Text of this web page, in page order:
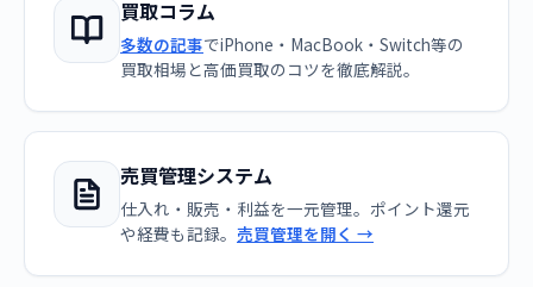
買取コラム
多数の記事でiPhone・MacBook・Switch等の
買取相場と高価買取のコツを徹底解説。
売買管理システム
仕入れ・販売・利益を一元管理。ポイント還元
や経費も記録。 売買管理を開く →